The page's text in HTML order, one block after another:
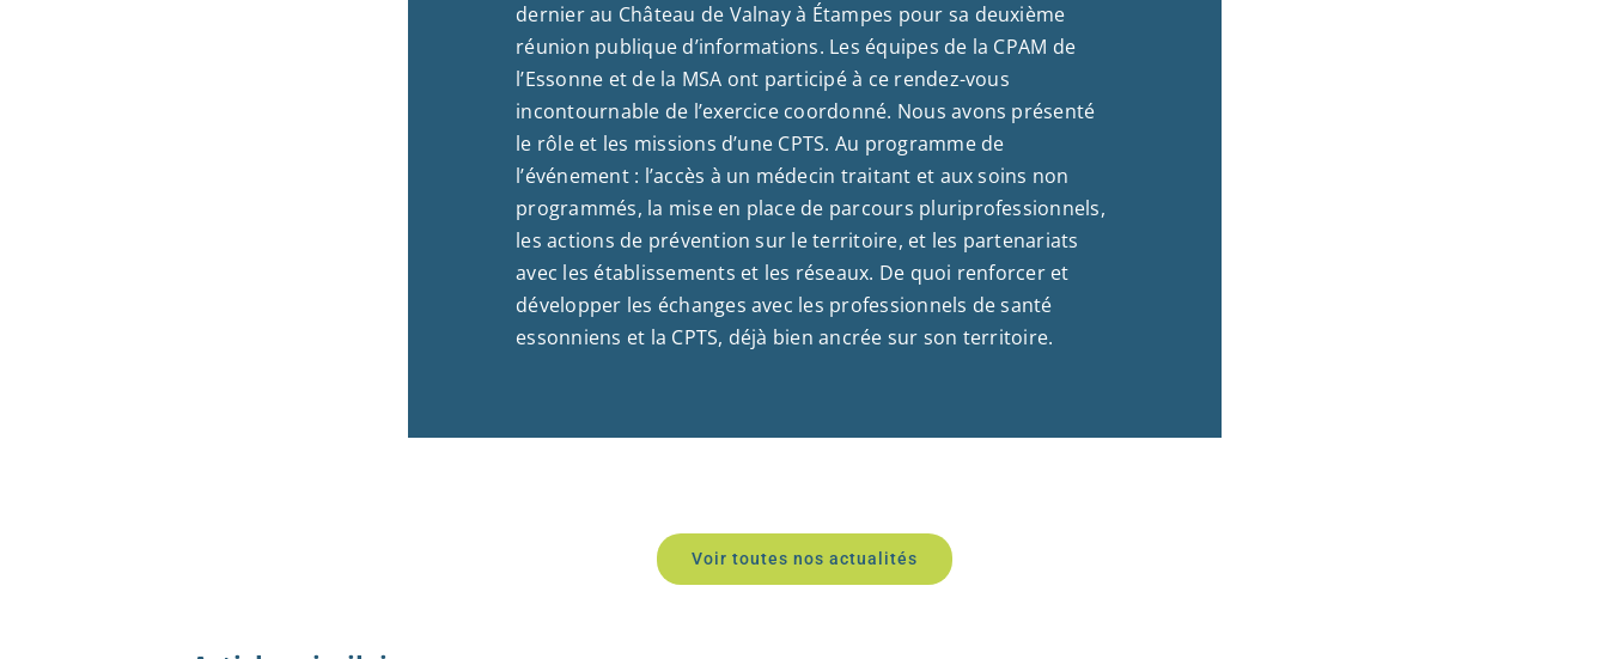
dernier au Château de Valnay à Étampes pour sa deuxième
réunion publique d’informations. Les équipes de la CPAM de
l’Essonne et de la MSA ont participé à ce rendez-vous
incontournable de l’exercice coordonné. Nous avons présenté
le rôle et les missions d’une CPTS. Au programme de
l’événement : l’accès à un médecin traitant et aux soins non
programmés, la mise en place de parcours pluriprofessionnels,
les actions de prévention sur le territoire, et les partenariats
avec les établissements et les réseaux. De quoi renforcer et
développer les échanges avec les professionnels de santé
essonniens et la CPTS, déjà bien ancrée sur son territoire.
Voir toutes nos actualités